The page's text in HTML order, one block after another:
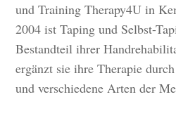
und Training Therapy4U in
2004 ist Taping und Selbst-
Bestandteil ihrer
ergänzt sie ihre Therapie
und verschiedene Arten der